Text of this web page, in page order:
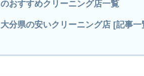
のおすすめクリーニング店一覧
大分県の安いクリーニング店 [記事一